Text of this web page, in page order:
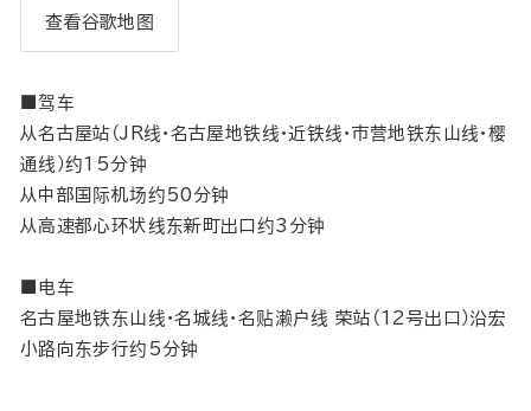
查看谷歌地图
■驾车
从名古屋站（JR线・名古屋地铁线・近铁线・市营地铁东山线・樱
通线）约15分钟
从中部国际机场约50分钟
从高速都心环状线东新町出口约3分钟
■电车
名古屋地铁东山线・名城线・名贴濑户线 荣站（12号出口）沿宏
小路向东步行约5分钟